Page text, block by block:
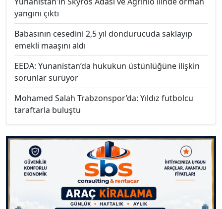
yangını çıktı
Babasının cesedini 2,5 yıl dondurucuda saklayıp
emekli maaşını aldı
EEDA: Yunanistan’da hukukun üstünlüğüne ilişkin
sorunlar sürüyor
Mohamed Salah Trabzonspor’da: Yıldız futbolcu
taraftarla buluştu